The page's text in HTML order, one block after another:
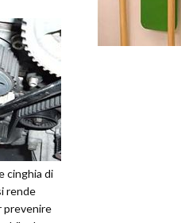
cinghia di
rende
prevenire